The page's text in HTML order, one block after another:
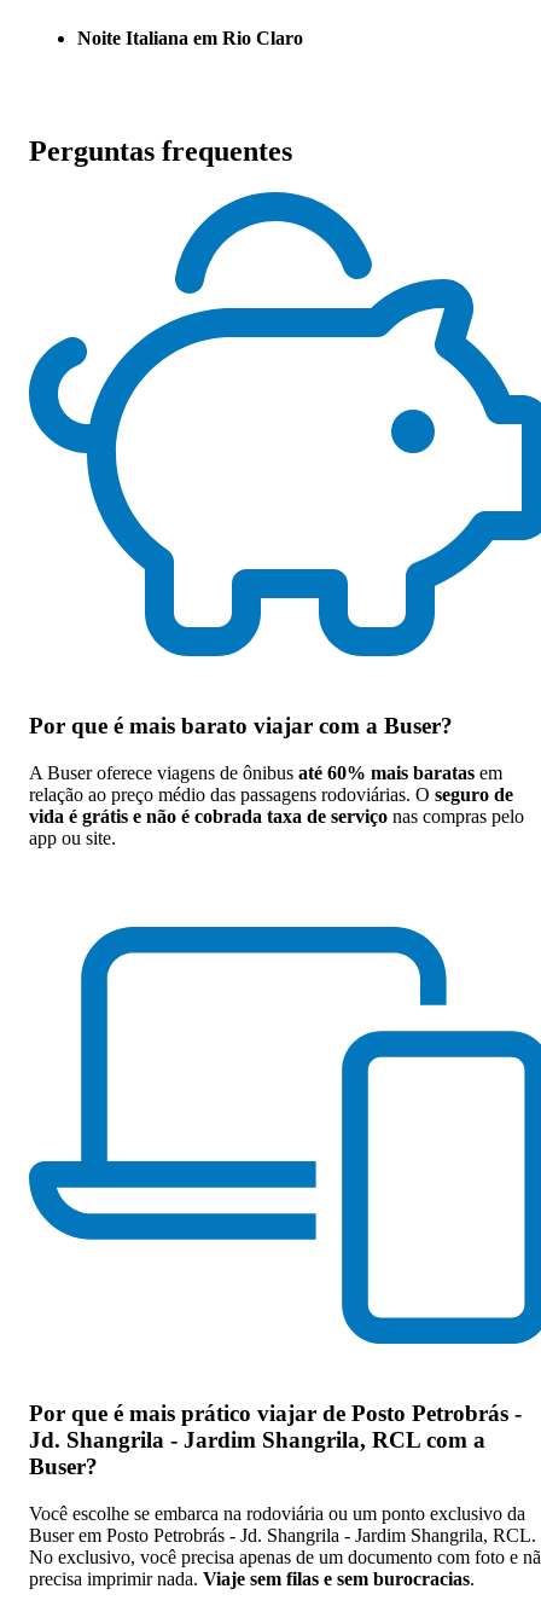
Noite Italiana em Rio Claro
Perguntas frequentes
Por que é mais barato viajar com a Buser?
A Buser oferece viagens de ônibus até 60% mais baratas em
relação ao preço médio das passagens rodoviárias. O seguro de
vida é grátis e não é cobrada taxa de serviço nas compras pelo
app ou site.
Por que é mais prático viajar de Posto Petrobrás -
Jd. Shangrila - Jardim Shangrila, RCL com a
Buser?
Você escolhe se embarca na rodoviária ou um ponto exclusivo da
Buser em Posto Petrobrás - Jd. Shangrila - Jardim Shangrila, RCL.
No exclusivo, você precisa apenas de um documento com foto e
precisa imprimir nada. Viaje sem filas e sem burocracias.